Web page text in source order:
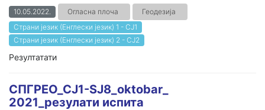
10.05.2022. Огласна плоча
Геодезија
Страни језик (Енглески језик) 1 - СЈ1
Страни језик (Енглески језик) 2 - СЈ2
Резултатати
СПГРЕО_СЈ1-SJ8_oktobar_
2021_резулати испита